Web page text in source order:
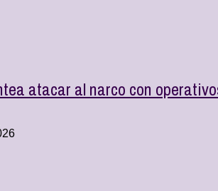
atacar al narco con